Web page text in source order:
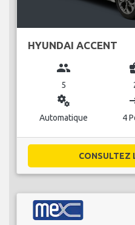
HYUNDAI ACCENT
group
5
miscellaneous_services
Automatique 4
CONSULTEZ